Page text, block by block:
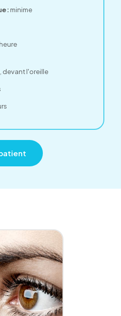
minime
heure
devant l'oreille